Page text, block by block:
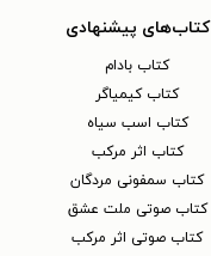
کتاب‌های پیشنهادی
کتاب بادام
کتاب کیمیاگر
کتاب اسب سیاه
کتاب اثر مرکب
کتاب سمفونی مردگان
کتاب صوتی ملت عشق
کتاب صوتی اثر مرکب